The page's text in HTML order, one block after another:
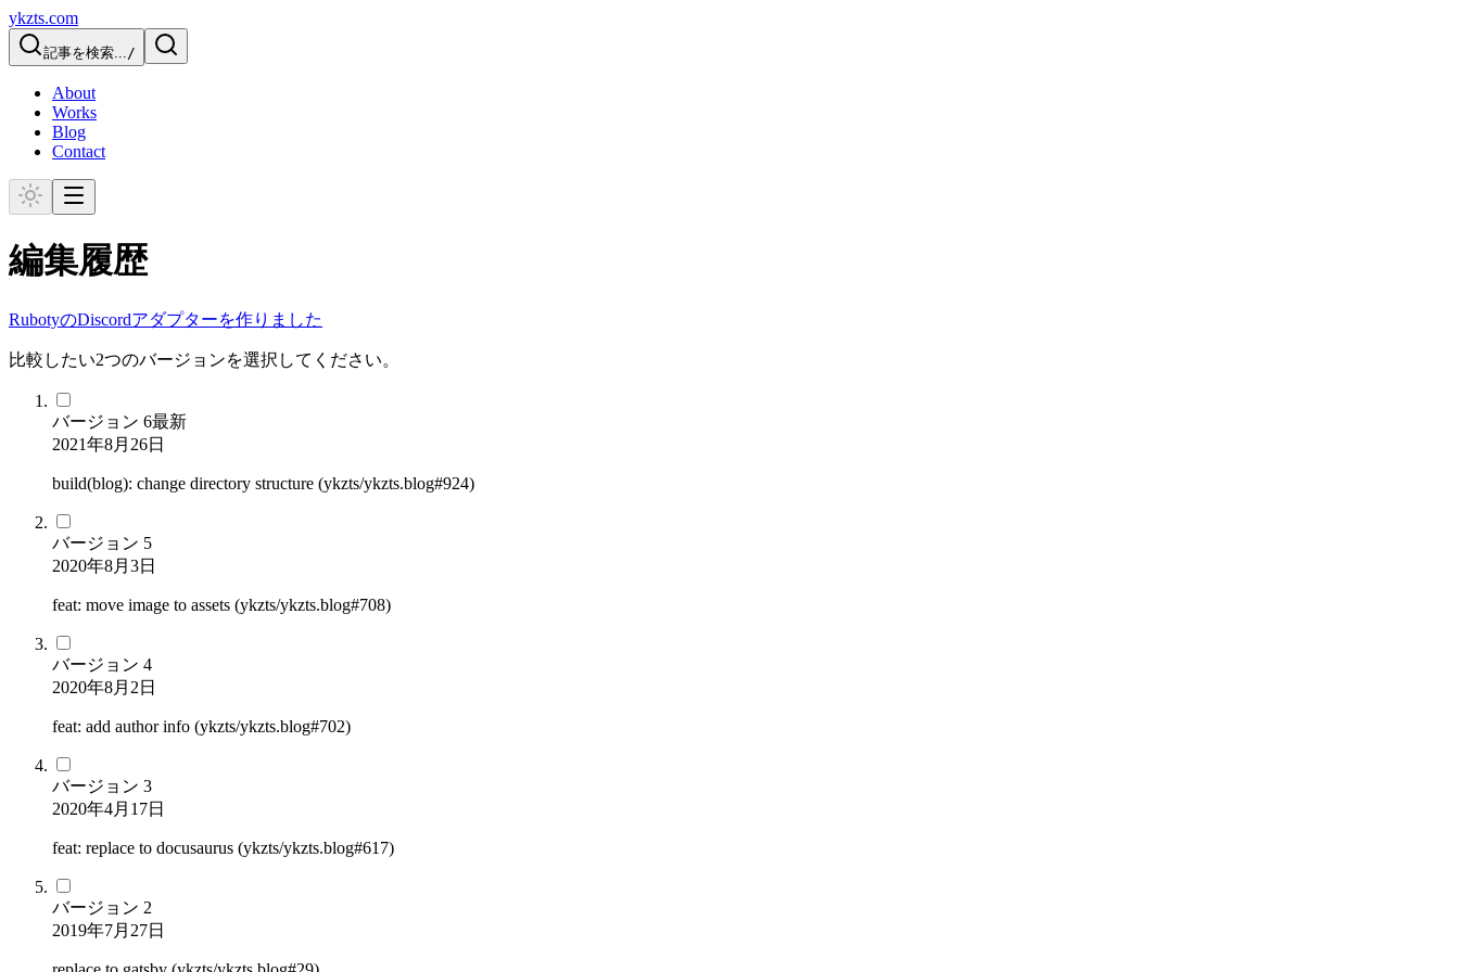
ykzts.com
記事を検索.../
About
Works
Blog
Contact
編集履歴
RubotyのDiscordアダプターを作りました
比較したい2つのバージョンを選択してください。
バージョン 6最新
2021年8月26日
build(blog): change directory structure (ykzts/ykzts.blog#924)
バージョン 5
2020年8月3日
feat: move image to assets (ykzts/ykzts.blog#708)
バージョン 4
2020年8月2日
feat: add author info (ykzts/ykzts.blog#702)
バージョン 3
2020年4月17日
feat: replace to docusaurus (ykzts/ykzts.blog#617)
バージョン 2
2019年7月27日